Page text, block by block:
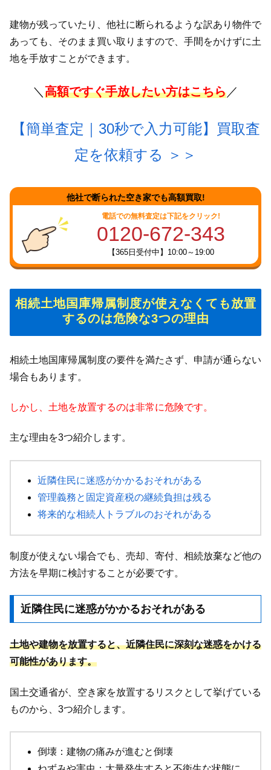
建物が残っていたり、他社に断られるような訳あり物件で
あっても、そのまま買い取りますので、手間をかけずに土
地を手放すことができます。
＼ 高額ですぐ手放したい方はこちら／
【簡単査定｜30秒で入力可能】買取査
定を依頼する
＞＞
他社で断られた空き家でも高額買取!
電話での無料査定は下記をクリック!
0120-672-343
【365日受付中】10:00～19:00
相続土地国庫帰属制度が使えなくても放置
するのは危険な3つの理由
相続土地国庫帰属制度の要件を満たさず、申請が通らない
場合もあります。
しかし、土地を放置するのは非常に危険です。
主な理由を3つ紹介します。
近隣住民に迷惑がかかるおそれがある
管理義務と固定資産税の継続負担は残る
将来的な相続人トラブルのおそれがある
制度が使えない場合でも、売却、寄付、相続放棄など他の
方法を早期に検討することが必要です。
近隣住民に迷惑がかかるおそれがある
土地や建物を放置すると、近隣住民に深刻な迷惑をかける
可能性があります。
国土交通省が、空き家を放置するリスクとして挙げている
ものから、3つ紹介します。
倒壊：建物の痛みが進むと倒壊